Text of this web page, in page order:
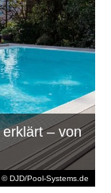
© DJD/Pool-Systems.de
– von